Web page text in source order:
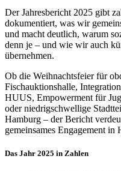
Der Jahresbericht 2025 gibt
dokumentiert, was wir
und macht deutlich, warum
denn je – und wie wir auch
übernehmen.
Ob die Weihnachtsfeier für
Fischauktionshalle,
HUUS, Empowerment für
oder niedrigschwellige
Hamburg – der Bericht
gemeinsames Engagement in
Das Jahr 2025 in Zahlen